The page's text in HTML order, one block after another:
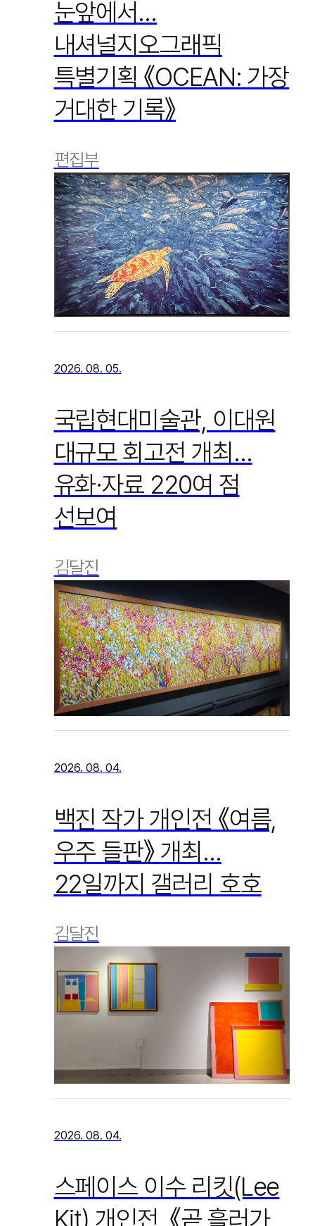
눈앞에서…
내셔널지오그래픽
특별기획 《OCEAN: 가장
거대한 기록》
편집부
2026. 08. 05.
국립현대미술관, 이대원
대규모 회고전 개최…
유화·자료 220여 점
선보여
김달진
2026. 08. 04.
백진 작가 개인전 《여름,
우주 들판》 개최…
22일까지 갤러리 호호
김달진
2026. 08. 04.
스페이스 이수 리킷(Lee
Kit) 개인전, 《곧 흘러가